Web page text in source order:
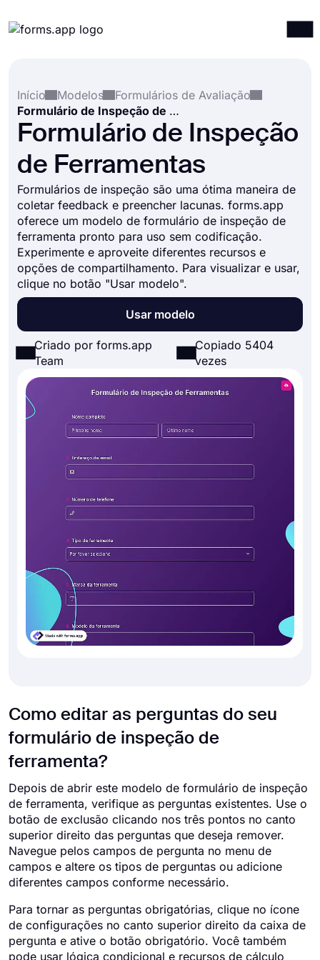
Integrações
Modelos
Recursos
Início
Modelos
Formulários de Avaliação
Formulário de Inspeção de Ferramentas
Formulário de Inspeção
de Ferramentas
Formulários de inspeção são uma ótima maneira de
coletar feedback e preencher lacunas. forms.app
oferece um modelo de formulário de inspeção de
ferramenta pronto para uso sem codificação.
Experimente e aproveite diferentes recursos e
opções de compartilhamento. Para visualizar e usar,
clique no botão "Usar modelo".
Usar modelo
Criado por forms.app
Team
Copiado 5404
vezes
Como editar as perguntas do seu
formulário de inspeção de
ferramenta?
Depois de abrir este modelo de formulário de inspeção
de ferramenta, verifique as perguntas existentes. Use o
botão de exclusão clicando nos três pontos no canto
superior direito das perguntas que deseja remover.
Navegue pelos campos de pergunta no menu de
campos e altere os tipos de perguntas ou adicione
diferentes campos conforme necessário.
Para tornar as perguntas obrigatórias, clique no ícone
de configurações no canto superior direito da caixa de
pergunta e ative o botão obrigatório. Você também
pode usar lógica condicional e recursos de cálculo